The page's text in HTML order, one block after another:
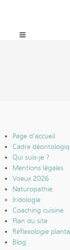
Page d'accueil
Cadre
Qui suis-je ?
Mentions légales
Voeux 2026
Naturopathie
Iridologie
Coaching cuisine
Plan du site
Réflexologie
Blog